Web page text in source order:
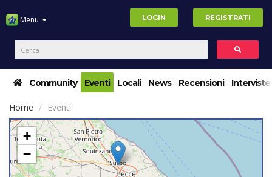
Menu LOGIN REGISTRATI
Community Eventi Locali News Recensioni Interviste
Home Eventi
+
−